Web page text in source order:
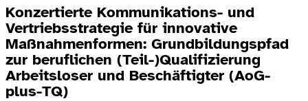
Konzertierte Kommunikations- und
Vertriebsstrategie für innovative
Maßnahmenformen: Grundbildungspfad
zur beruflichen (Teil-)Qualifizierung
Arbeitsloser und Beschäftigter (AoG-
plus-TQ)